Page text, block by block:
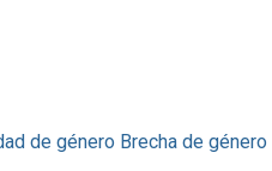
de género Brecha de género